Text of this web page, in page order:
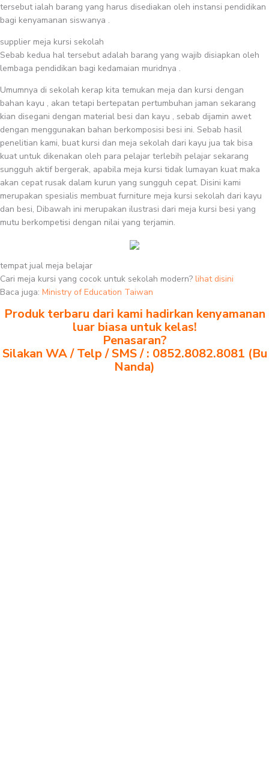
tersebut ialah barang yang harus disediakan oleh instansi pendidikan
bagi kenyamanan siswanya .
supplier meja kursi sekolah
Sebab kedua hal tersebut adalah barang yang wajib disiapkan oleh
lembaga pendidikan bagi kedamaian muridnya .
Umumnya di sekolah kerap kita temukan meja dan kursi dengan
bahan kayu , akan tetapi bertepatan pertumbuhan jaman sekarang
kian disegani dengan material besi dan kayu , sebab dijamin awet
dengan menggunakan bahan berkomposisi besi ini. Sebab hasil
penelitian kami, buat kursi dan meja sekolah dari kayu jua tak bisa
kuat untuk dikenakan oleh para pelajar terlebih pelajar sekarang
sungguh aktif bergerak, apabila meja kursi tidak lumayan kuat maka
akan cepat rusak dalam kurun yang sungguh cepat. Disini kami
merupakan spesialis membuat furniture meja kursi sekolah dari kayu
dan besi, Dibawah ini merupakan ilustrasi dari meja kursi besi yang
mutu berkompetisi dengan nilai yang terjamin.
tempat jual meja belajar
Cari meja kursi yang cocok untuk sekolah modern? lihat disini
Baca juga: Ministry of Education Taiwan
Produk terbaru dari kami hadirkan kenyamanan
luar biasa untuk kelas!
Penasaran?
Silakan WA / Telp / SMS / : 0852.8082.8081 (Bu
Nanda)